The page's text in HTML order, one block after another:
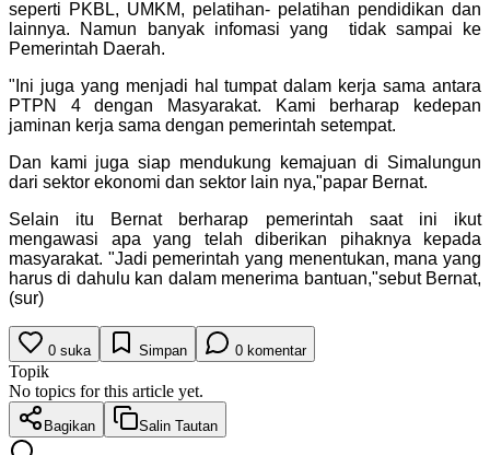
seperti PKBL, UMKM, pelatihan- pelatihan pendidikan dan
lainnya. Namun banyak infomasi yang tidak sampai ke
Pemerintah Daerah.
"Ini juga yang menjadi hal tumpat dalam kerja sama antara
PTPN 4 dengan Masyarakat. Kami berharap kedepan
jaminan kerja sama dengan pemerintah setempat.
Dan kami juga siap mendukung kemajuan di Simalungun
dari sektor ekonomi dan sektor lain nya,"papar Bernat.
Selain itu Bernat berharap pemerintah saat ini ikut
mengawasi apa yang telah diberikan pihaknya kepada
masyarakat. "Jadi pemerintah yang menentukan, mana yang
harus di dahulu kan dalam menerima bantuan,"sebut Bernat,
(sur)
0 suka Simpan 0 komentar
Topik
No topics for this article yet.
Bagikan Salin Tautan